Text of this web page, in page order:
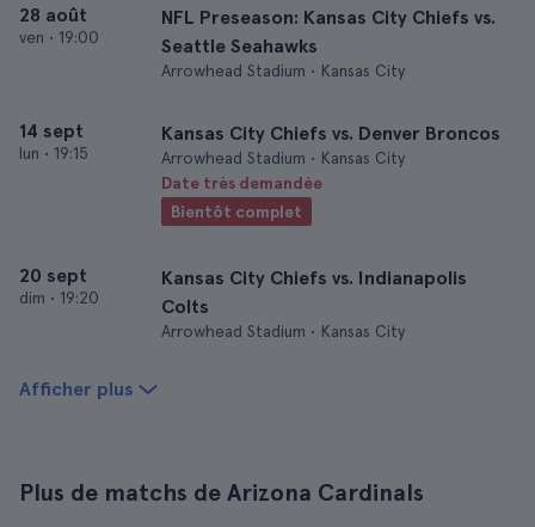
28 août
ven • 19:00
NFL Preseason: Kansas City Chiefs vs.
Seattle Seahawks
Arrowhead Stadium • Kansas City
14 sept
lun • 19:15
Kansas City Chiefs vs. Denver Broncos
Arrowhead Stadium • Kansas City
Date très demandée
Bientôt complet
20 sept
dim • 19:20
Kansas City Chiefs vs. Indianapolis
Colts
Arrowhead Stadium • Kansas City
Afficher plus
Plus de matchs de Arizona Cardinals